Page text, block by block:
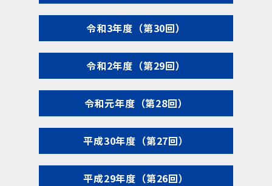
令和3年度（第30回）
令和2年度（第29回）
令和元年度（第28回）
平成30年度（第27回）
平成29年度（第26回）